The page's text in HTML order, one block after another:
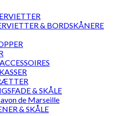
& BORDSKÅNERE
& SKÅLE
de Marseille
& SKÅLE